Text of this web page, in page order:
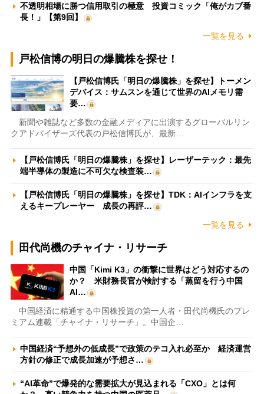
不透明相場に勝つ信用取引の極意 投資コミック「俺がカブ番
長！」【第9回】
一覧を見る
戸松信博の明日の爆騰株を探せ！
【戸松信博氏「明日の爆騰株」を探せ】トーメン
デバイス：サムスンを通じて世界のAIメモリ需
要…
新聞や雑誌など多数の金融メディアに出演するグローバルリン
クアドバイザーズ代表の戸松信博氏が、最新…
【戸松信博氏「明日の爆騰株」を探せ】レーザーテック：最先
端半導体の製造に不可欠な検査装…
【戸松信博氏「明日の爆騰株」を探せ】TDK：AIインフラを支
えるキープレーヤー 成長の再評…
一覧を見る
田代尚機のチャイナ・リサーチ
中国「Kimi K3」の衝撃に世界はどう対応するの
か？ 米財務長官が検討する「蒸留を行う中国
AI…
中国経済に精通する中国株投資の第一人者・田代尚機氏のプレ
ミアム連載「チャイナ・リサーチ」。中国企…
中国経済“予想外の低成長”で政策のテコ入れ必至か 経済運営
方針の修正で成長加速が予想さ…
“AI革命”で爆発的な需要拡大が見込まれる「CXO」とは何